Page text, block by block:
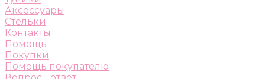
Аксессуары
Стельки
Контакты
Помощь
Покупки
Помощь покупателю